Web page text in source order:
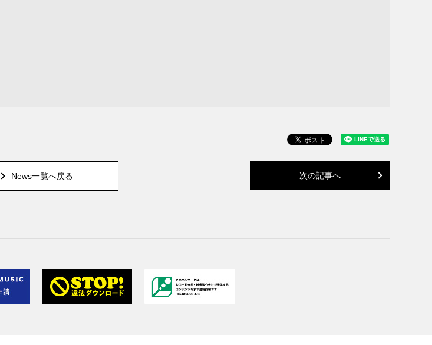
次の記事へ
News一覧へ戻る